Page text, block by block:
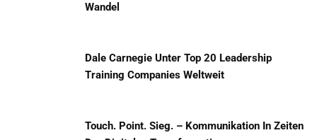
Wandel
Dale Carnegie Unter Top 20 Leadership
Training Companies Weltweit
Touch. Point. Sieg. – Kommunikation In Zeiten